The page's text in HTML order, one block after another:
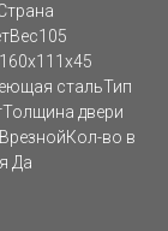
стальТип
двери
во в
Да